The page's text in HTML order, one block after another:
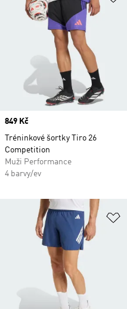
Price
849 Kč
Tréninkové šortky Tiro 26
Competition
Muži Performance
4 barvy/ev